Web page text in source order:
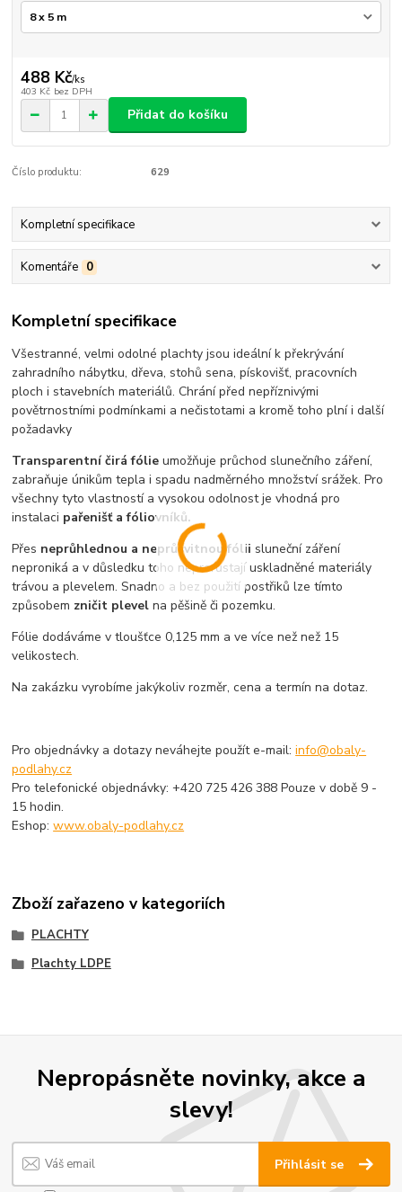
488 Kč/ks
403 Kč bez DPH
Přidat do košíku
Číslo produktu: 629
Kompletní specifikace
Komentáře 0
Kompletní specifikace
Všestranné, velmi odolné plachty jsou ideální k překrývání
zahradního nábytku, dřeva, stohů sena, pískovišť, pracovních
ploch i stavebních materiálů. Chrání před nepříznivými
povětrnostními podmínkami a nečistotami a kromě toho plní i další
požadavky
Transparentní čirá fólie umožňuje průchod slunečního záření,
zabraňuje únikům tepla i spadu nadměrného množství srážek. Pro
všechny tyto vlastností a vysokou odolnost je vhodná pro
instalaci pařenišť a fóliovníků.
Přes neprůhlednou a neprůsvitnou fólii sluneční záření
neproniká a v důsledku toho neprorůstají uskladněné materiály
trávou a plevelem. Snadno a bez použití postřiků lze tímto
způsobem zničit plevel na pěšině či pozemku.
Fólie dodáváme v tloušťce 0,125 mm a ve více než než 15
velikostech.
Na zakázku vyrobíme jakýkoliv rozměr, cena a termín na dotaz.
Pro objednávky a dotazy neváhejte použít e-mail:info@obaly-
podlahy.cz
Pro telefonické objednávky: +420 725 426 388 Pouze v době 9 -
15 hodin.
Eshop:www.obaly-podlahy.cz
Zboží zařazeno v kategoriích
PLACHTY
Plachty LDPE
Nepropásněte novinky, akce a
slevy!
Přihlásit se